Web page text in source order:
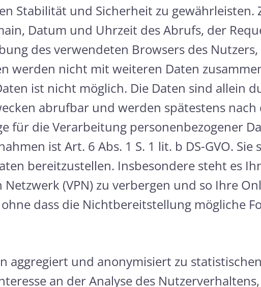
Stabilität und Sicherheit zu gewährleisten.
Datum und Uhrzeit des Abrufs, der
des verwendeten Browsers des
werden nicht mit weiteren Daten
ist nicht möglich. Die Daten sind allein
abrufbar und werden spätestens
für die Verarbeitung personenbezogener
ist Art. 6 Abs. 1 S. 1 lit. b DS-GVO.
bereitzustellen. Insbesondere steht es
(VPN) zu verbergen und so Ihre
dass die Nichtbereitstellung mögliche
aggregiert und anonymisiert zu
an der Analyse des